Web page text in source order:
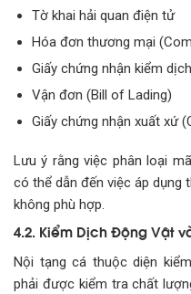
Tờ khai hải quan điện tử
Hóa đơn thương mại
Giấy chứng nhận kiểm
Vận đơn (Bill of Lading)
Giấy chứng nhận xuất xứ
Lưu ý rằng việc phân loại
có thể dẫn đến việc áp dụng
không phù hợp.
4.2. Kiểm Dịch Động Vật
Nội tạng cá thuộc diện
phải được kiểm tra chất